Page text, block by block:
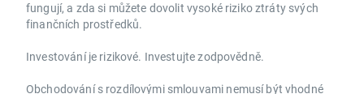
fungují, a zda si můžete dovolit vysoké riziko ztráty svých
finančních prostředků.
Investování je rizikové. Investujte zodpovědně.
Obchodování s rozdílovými smlouvami nemusí být vhodné